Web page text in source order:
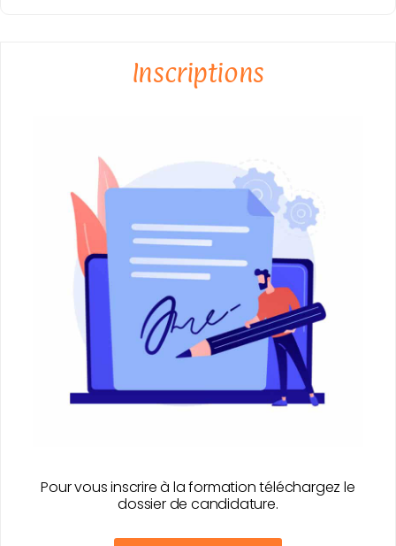
Inscriptions
Pour vous inscrire à la formation téléchargez le
dossier de candidature.